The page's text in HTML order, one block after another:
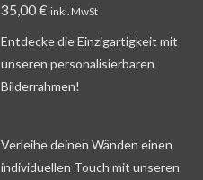
35,00 € inkl. MwSt
Entdecke die Einzigartigkeit mit
unseren personalisierbaren
Bilderrahmen!
Verleihe deinen Wänden einen
individuellen Touch mit unseren